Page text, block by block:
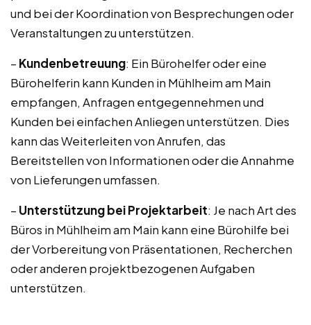
und bei der Koordination von Besprechungen oder
Veranstaltungen zu unterstützen.
– Kundenbetreuung: Ein Bürohelfer oder eine
Bürohelferin kann Kunden in Mühlheim am Main
empfangen, Anfragen entgegennehmen und
Kunden bei einfachen Anliegen unterstützen. Dies
kann das Weiterleiten von Anrufen, das
Bereitstellen von Informationen oder die Annahme
von Lieferungen umfassen.
– Unterstützung bei Projektarbeit: Je nach Art des
Büros in Mühlheim am Main kann eine Bürohilfe bei
der Vorbereitung von Präsentationen, Recherchen
oder anderen projektbezogenen Aufgaben
unterstützen.